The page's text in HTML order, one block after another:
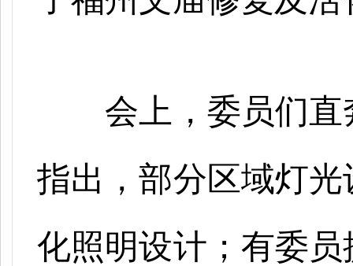
会上，委员们
指出，部分区域灯
化照明设计；有委